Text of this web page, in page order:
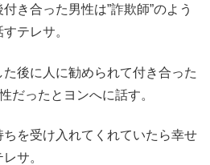
き合った男性は”詐欺師”のよう
テレサ。
後に人に勧められて付き合った
だったとヨンへに話す。
を受け入れてくれていたら幸せ
サ。